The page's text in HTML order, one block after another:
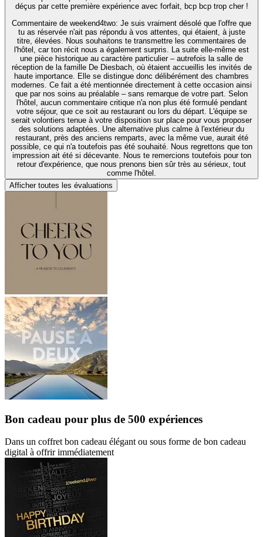
déçus par cette première expérience avec forfait, bcp bcp trop cher !
Commentaire de weekend4two: Je suis vraiment désolé que l'offre que
tu as réservée n'ait pas répondu à vos attentes, qui étaient, à juste
titre, élevées. Nous souhaitons te transmettre les commentaires de
l'hôtel, car ton récit nous a également surpris. La suite elle-même est
une pièce historique au caractère particulier – autrefois la salle de
réception de la famille De Diesbach, où étaient accueillis les invités de
haute importance. Elle se distingue donc délibérément des chambres
modernes. Ce fait a été mentionnée directement à cette occasion ainsi
que par nos soins au préalable – sans remarque de votre part. Selon
l'hôtel, aucun commentaire critique n'a non plus été formulé pendant
votre séjour, que ce soit au restaurant ou lors du départ. L'équipe se
serait volontiers tenue à votre disposition sur place pour vous proposer
des solutions adaptées. Une alternative plus calme à l'extérieur du
restaurant, près des anciens remparts, avec la même vue, aurait été
possible, ce qui n'a toutefois pas été souhaité. Nous regrettons que ton
impression ait été si décevante. Nous te remercions toutefois pour ton
retour d'expérience, que nous prenons bien sûr très au sérieux, tout
comme l'hôtel.
Afficher toutes les évaluations
Bon cadeau pour plus de 500 expériences
Dans un coffret bon cadeau élégant ou sous forme de bon cadeau
digital à offrir immédiatement